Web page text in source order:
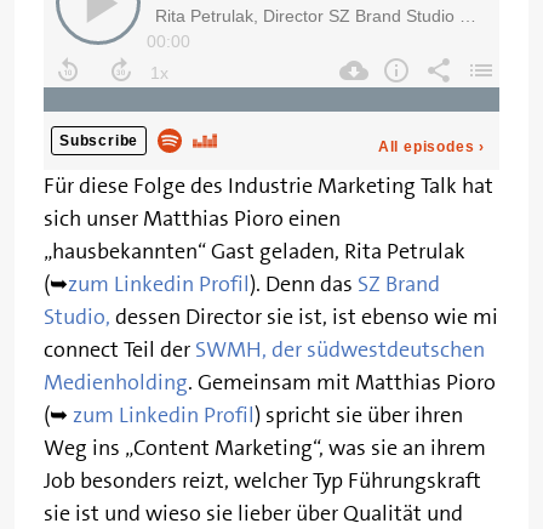
Für diese Folge des Industrie Marketing Talk hat
sich unser Matthias Pioro einen
„hausbekannten“ Gast geladen, Rita Petrulak
(➥zum Linkedin Profil). Denn das SZ Brand
Studio, dessen Director sie ist, ist ebenso wie mi
connect Teil der SWMH, der südwestdeutschen
Medienholding. Gemeinsam mit Matthias Pioro
(➥ zum Linkedin Profil) spricht sie über ihren
Weg ins „Content Marketing“, was sie an ihrem
Job besonders reizt, welcher Typ Führungskraft
sie ist und wieso sie lieber über Qualität und